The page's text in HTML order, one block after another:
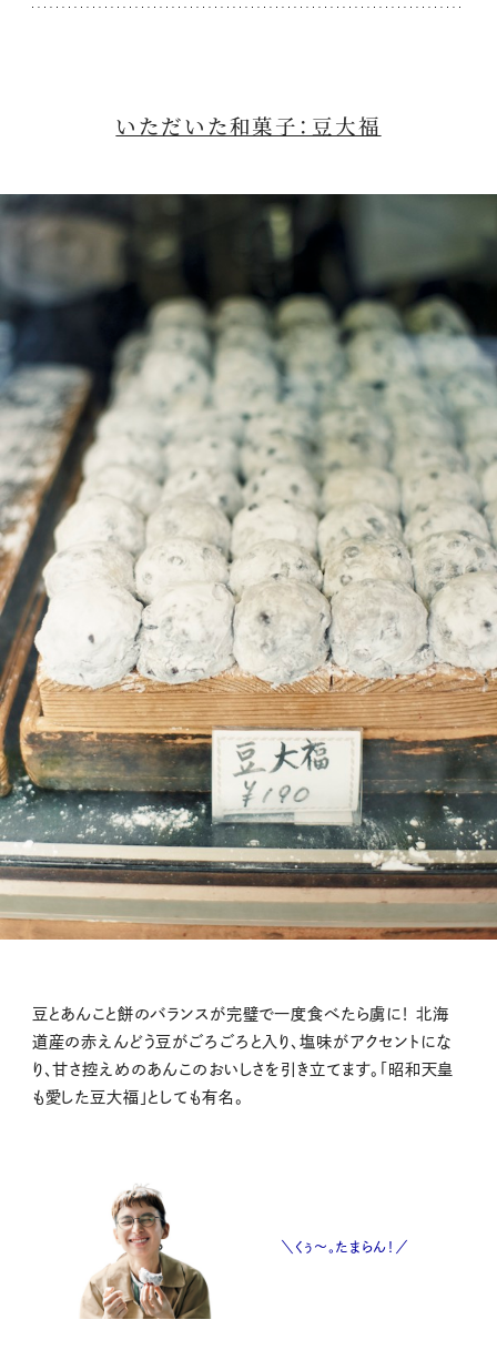
いただいた和菓子：豆大福
豆とあんこと餅のバランスが完璧で一度食べたら虜に！ 北海
道産の赤えんどう豆がごろごろと入り、塩味がアクセントにな
り、甘さ控えめのあんこのおいしさを引き立てます。「昭和天皇
も愛した豆大福」としても有名。
＼くぅ〜。たまらん！／